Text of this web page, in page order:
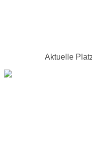
Aktuelle